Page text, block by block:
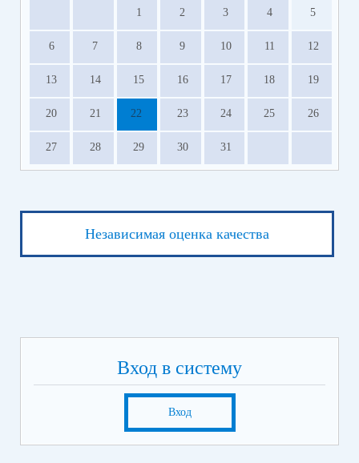
1 2 3 4 5
6 7 8 9 10 11 12
13 14 15 16 17 18 19
20 21 22 23 24 25 26
27 28 29 30 31
Независимая оценка качества
Вход в систему
Вход